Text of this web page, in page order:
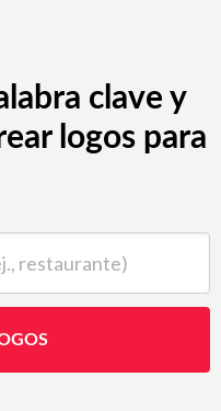
clave y
logos para